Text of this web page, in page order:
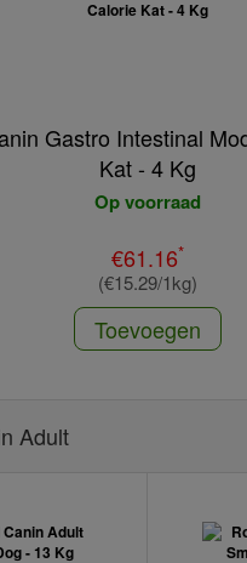
Gastro Intestinal
Kat - 4 Kg
Op voorraad
€61.16*
(€15.29/1kg)
Toevoegen
Adult